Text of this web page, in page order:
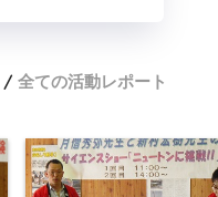
全ての活動レポート